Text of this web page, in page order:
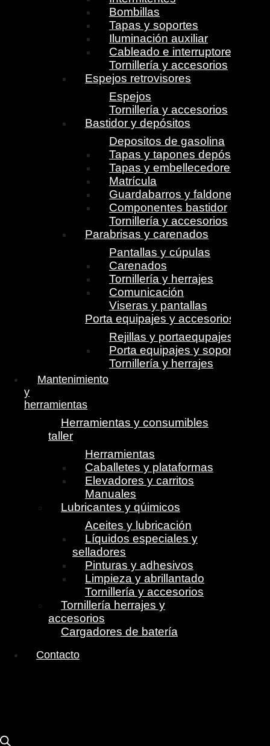
Bombillas
Tapas y soportes
Iluminación auxiliar
Cableado e interruptores
Tornillería y accesorios
Espejos retrovisores
Espejos
Tornillería y accesorios
Bastidor y depósitos
Depositos de gasolina
Tapas y tapones depósito
Tapas y embellecedores
Matrícula
Guardabarros y faldones
Componentes bastidor
Tornillería y accesorios
Parabrisas y carenados
Pantallas y cúpulas
Carenados
Tornillería y herrajes
Comunicación
Viseras y pantallas
Porta equipajes y accesorios
Rejillas y portaequpajes
Porta equipajes y soportes
Tornillería y herrajes
Mantenimiento
y
herramientas
Herramientas y consumibles
taller
Herramientas
Caballetes y plataformas
Elevadores y carritos
Manuales
Lubricantes y qúimicos
Aceites y lubricación
Líquidos especiales y
selladores
Pinturas y adhesivos
Limpieza y abrillantado
Tornillería y accesorios
Tornillería herrajes y
accesorios
Cargadores de batería
Contacto